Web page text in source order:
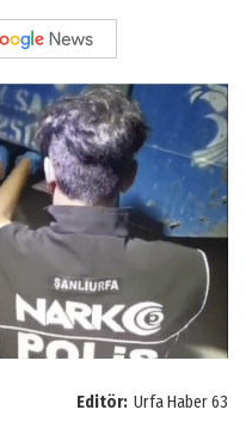
Editör: Urfa Haber 63